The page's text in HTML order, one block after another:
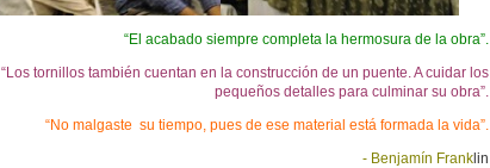
“El acabado siempre completa la hermosura de la obra”.
“Los tornillos también cuentan en la construcción de un puente. A cuidar los
pequeños detalles para culminar su obra”.
“No malgaste su tiempo, pues de ese material está formada la vida”.
- Benjamín Frank lin